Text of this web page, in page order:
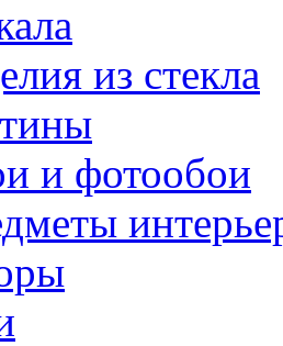
из стекла
и фотообои